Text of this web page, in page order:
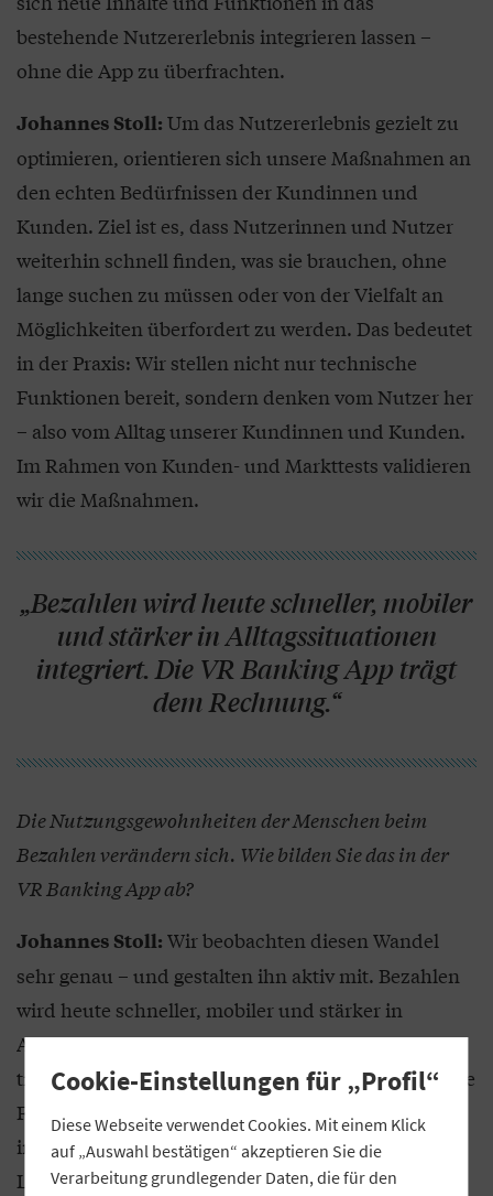
bestehende Nutzererlebnis integrieren lassen –
ohne die App zu überfrachten.
Johannes Stoll: Um das Nutzererlebnis gezielt zu
optimieren, orientieren sich unsere Maßnahmen an
den echten Bedürfnissen der Kundinnen und
Kunden. Ziel ist es, dass Nutzerinnen und Nutzer
weiterhin schnell finden, was sie brauchen, ohne
lange suchen zu müssen oder von der Vielfalt an
Möglichkeiten überfordert zu werden. Das bedeutet
in der Praxis: Wir stellen nicht nur technische
Funktionen bereit, sondern denken vom Nutzer her
– also vom Alltag unserer Kundinnen und Kunden.
Im Rahmen von Kunden- und Markttests validieren
wir die Maßnahmen.
„Bezahlen wird heute schneller, mobiler
und stärker in Alltagssituationen
integriert. Die VR Banking App trägt
dem Rechnung.“
Die Nutzungsgewohnheiten der Menschen beim
Bezahlen verändern sich. Wie bilden Sie das in der
VR Banking App ab?
Johannes Stoll: Wir beobachten diesen Wandel
sehr genau – und gestalten ihn aktiv mit. Bezahlen
wird heute schneller, mobiler und stärker in
Alltagssituationen integriert. Die VR Banking App
trägt dem Rechnung, indem sie nicht nur klassische
Funktionen abbildet, sondern konsequent auf
intelligente, situative und nutzerzentrierte
Lösungen setzt. Ein zentrales Beispiel dafür ist die
Cookie-Einstellungen für „Profil“
Diese Webseite verwendet Cookies. Mit einem Klick
auf „Auswahl bestätigen“ akzeptieren Sie die
Verarbeitung grundlegender Daten, die für den